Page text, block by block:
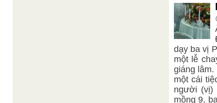
dạy ba vị
một lễ
giáng
một cái
người (vị)
mồng 9,